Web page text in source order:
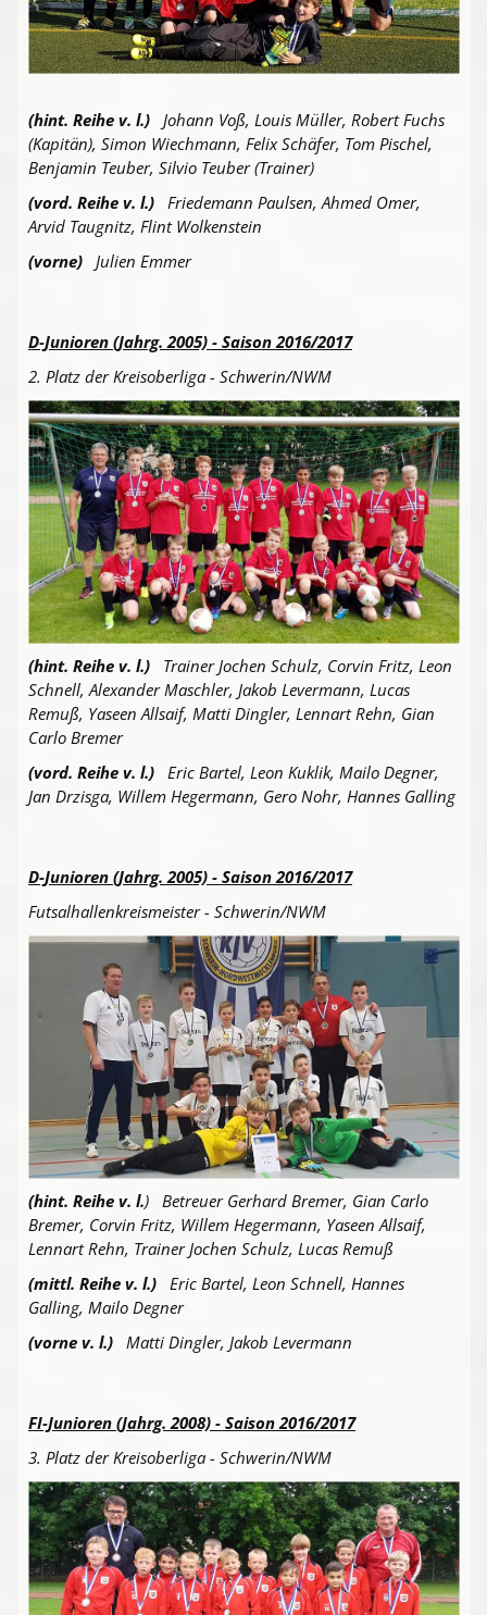
(hint. Reihe v. l.) Johann Voß, Louis Müller, Robert Fuchs
(Kapitän), Simon Wiechmann, Felix Schäfer, Tom Pischel,
Benjamin Teuber, Silvio Teuber (Trainer)
(vord. Reihe v. l.) Friedemann Paulsen, Ahmed Omer,
Arvid Taugnitz, Flint Wolkenstein
(vorne) Julien Emmer
D-Junioren (Jahrg. 2005) - Saison 2016/2017
2. Platz der Kreisoberliga - Schwerin/NWM
(hint. Reihe v. l.) Trainer Jochen Schulz, Corvin Fritz, Leon
Schnell, Alexander Maschler, Jakob Levermann, Lucas
Remuß, Yaseen Allsaif, Matti Dingler, Lennart Rehn, Gian
Carlo Bremer
(vord. Reihe v. l.) Eric Bartel, Leon Kuklik, Mailo Degner,
Jan Drzisga, Willem Hegermann, Gero Nohr, Hannes Galling
D-Junioren (Jahrg. 2005) - Saison 2016/2017
Futsalhallenkreismeister - Schwerin/NWM
(hint. Reihe v. l.) Betreuer Gerhard Bremer, Gian Carlo
Bremer, Corvin Fritz, Willem Hegermann, Yaseen Allsaif,
Lennart Rehn, Trainer Jochen Schulz, Lucas Remuß
(mittl. Reihe v. l.) Eric Bartel, Leon Schnell, Hannes
Galling, Mailo Degner
(vorne v. l.) Matti Dingler, Jakob Levermann
FI-Junioren (Jahrg. 2008) - Saison 2016/2017
3. Platz der Kreisoberliga - Schwerin/NWM